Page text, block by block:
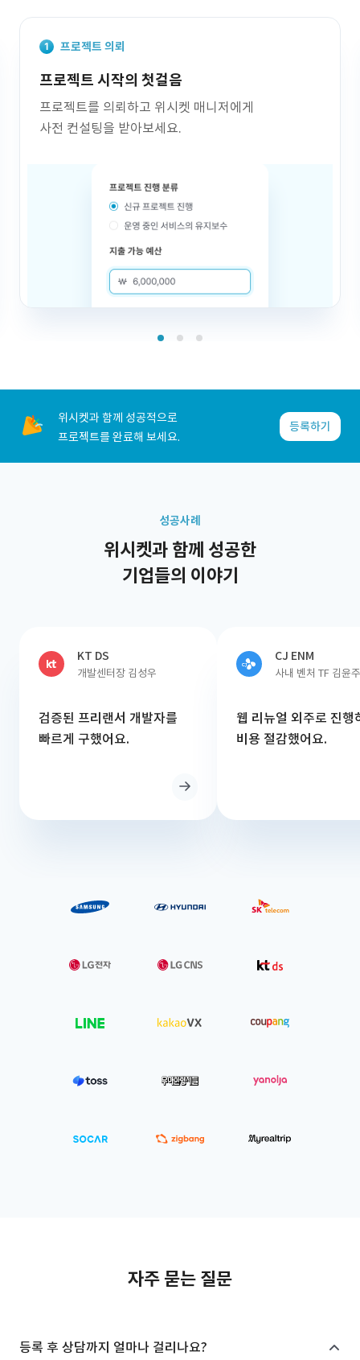
프로젝트 의뢰
프로젝트 시작의 첫걸음
프로젝트를 의뢰하고 위시켓 매니저에게
사전 컨설팅을 받아보세요.
위시켓과 함께 성공적으로
프로젝트를 완료해 보세요.
등록하기
성공사례
위시켓과 함께 성공한
기업들의 이야기
KT DS
개발센터장 김성우
검증된 프리랜서 개발자를
빠르게 구했어요.
CJ ENM
사내 벤처 TF 김윤주
웹 리뉴얼 외주로 진행
비용 절감했어요.
자주 묻는 질문
등록 후 상담까지 얼마나 걸리나요?